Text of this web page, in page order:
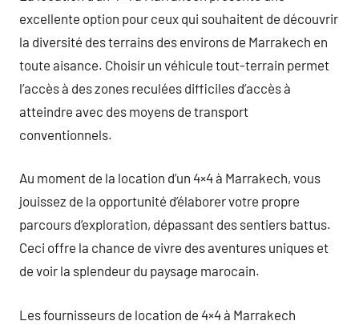
excellente option pour ceux qui souhaitent de découvrir
la diversité des terrains des environs de Marrakech en
toute aisance. Choisir un véhicule tout-terrain permet
l’accès à des zones reculées difficiles d’accès à
atteindre avec des moyens de transport
conventionnels.
Au moment de la location d’un 4×4 à Marrakech, vous
jouissez de la opportunité d’élaborer votre propre
parcours d’exploration, dépassant des sentiers battus.
Ceci offre la chance de vivre des aventures uniques et
de voir la splendeur du paysage marocain.
Les fournisseurs de location de 4×4 à Marrakech